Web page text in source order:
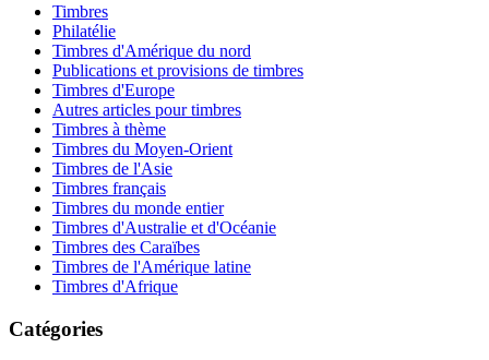
Timbres
Philatélie
Timbres d'Amérique du nord
Publications et provisions de timbres
Timbres d'Europe
Autres articles pour timbres
Timbres à thème
Timbres du Moyen-Orient
Timbres de l'Asie
Timbres français
Timbres du monde entier
Timbres d'Australie et d'Océanie
Timbres des Caraïbes
Timbres de l'Amérique latine
Timbres d'Afrique
Catégories